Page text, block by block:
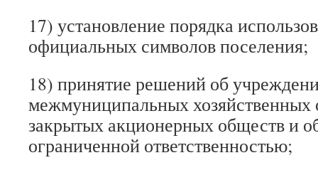
17) установление порядка
официальных символов поселения;
18) принятие решений об
межмуниципальных
закрытых акционерных обществ и
ограниченной ответственностью;